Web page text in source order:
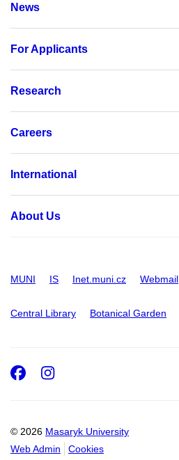
News
For Applicants
Research
Careers
International
About Us
MUNI IS Inet.muni.cz Webmail
Central Library Botanical Garden
© 2026 Masaryk University
Web Admin
Cookies
Facebook
Instagram